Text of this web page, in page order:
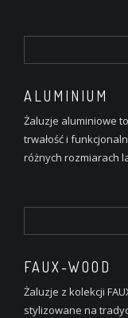
ALUMINIUM
Żaluzje aluminiowe
trwałość i
różnych rozmiarach
FAUX-WOOD
Żaluzje z kolekcji
stylizowane na